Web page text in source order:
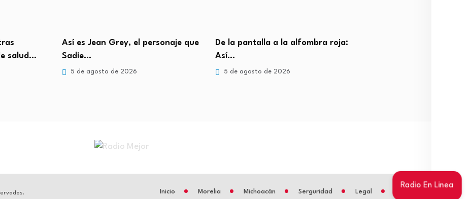
Radio En Linea
que
De la pantalla a la alfombra roja:
Así…
5 de agosto de 2026
“Nos pidió de rodillas”: el
desgarrador testimonio sobre…
5 de agosto de 2026
Inicio Morelia Michoacán Serguridad Legal